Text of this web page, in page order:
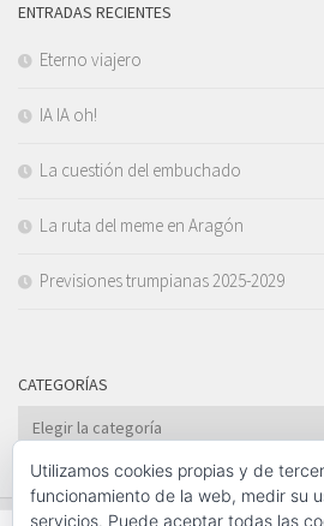
ENTRADAS RECIENTES
Eterno viajero
IA IA oh!
La cuestión del embuchado
La ruta del meme en Aragón
Previsiones trumpianas 2025-2029
CATEGORÍAS
Categorías
Utilizamos cookies propias y de
funcionamiento de la web, medir su
servicios. Puede aceptar todas las